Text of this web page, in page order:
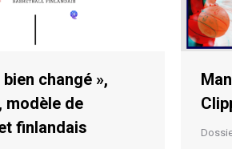
changé »,
modèle de
finlandais